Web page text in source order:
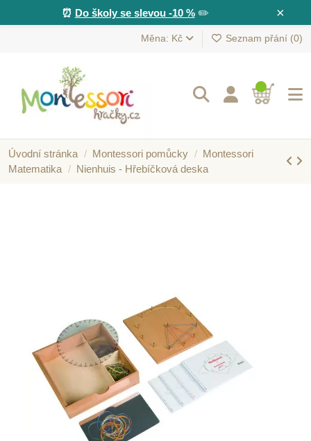
×
⏰ Do školy se slevou -10 %✏️
Měna: Kč Seznam přání (0)
Úvodní stránka Montessori pomůcky
Montessori
Matematika
Nienhuis - Hřebíčková deska